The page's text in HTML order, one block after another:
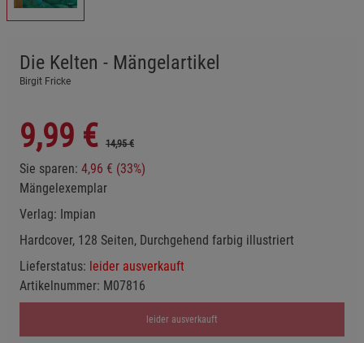
Die Kelten - Mängelartikel
Birgit Fricke
9,99 € 14,95 €
Sie sparen: 4,96 € (33%)
Mängelexemplar
Verlag: Impian
Hardcover, 128 Seiten, Durchgehend farbig illustriert
Lieferstatus: leider ausverkauft
Artikelnummer: M07816
leider ausverkauft